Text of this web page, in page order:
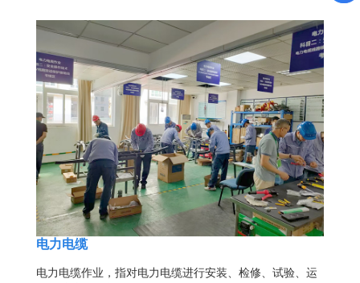
电力电缆
电力电缆作业，指对电力电缆进行安装、检修、试验、运